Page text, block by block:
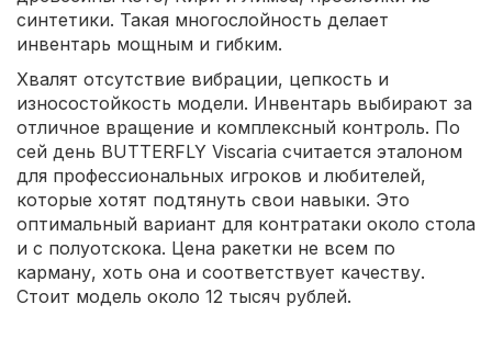
синтетики. Такая многослойность делает
инвентарь мощным и гибким.
Хвалят отсутствие вибрации, цепкость и
износостойкость модели. Инвентарь выбирают за
отличное вращение и комплексный контроль. По
сей день BUTTERFLY Viscaria считается эталоном
для профессиональных игроков и любителей,
которые хотят подтянуть свои навыки. Это
оптимальный вариант для контратаки около стола
и с полуотскока. Цена ракетки не всем по
карману, хоть она и соответствует качеству.
Стоит модель около 12 тысяч рублей.